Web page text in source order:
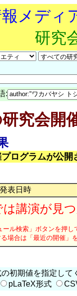
メディ
研究
:
究会開
ログラムが公開
発表日時
は講演が見
ル検索」ボタンを押し
場合は「最近の開催」
初期値を指定して
pLaTeX形式